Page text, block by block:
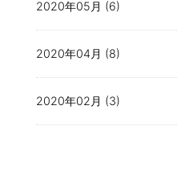
2020年05月 (6)
2020年04月 (8)
2020年02月 (3)